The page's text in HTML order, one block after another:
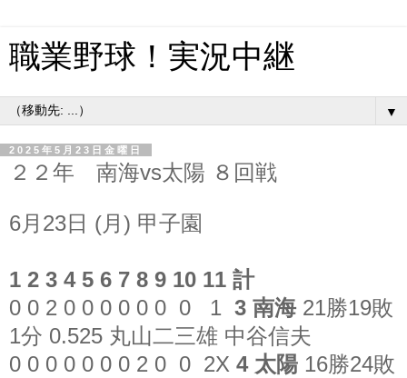
職業野球！実況中継
▼
2025年5月23日金曜日
２２年 南海vs太陽 ８回戦
6月23日 (月) 甲子園
1 2 3 4 5 6 7 8 9 10 11 計
0 0 2 0 0 0 0 0 0 0 1 3 南海21勝19敗
1分 0.525 丸山二三雄 中谷信夫
0 0 0 0 0 0 0 2 0 0 2X 4 太陽 16勝24敗